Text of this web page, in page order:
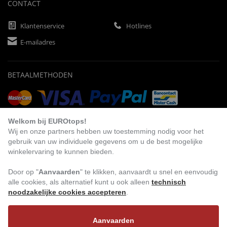
CONTACT
Klantenservice
Hotlines
E-mailadres
BETAALMETHODEN
BEZOEK ONS
Welkom bij EUROtops!
Wij en onze partners hebben uw toestemming nodig voor het
gebruik van uw individuele gegevens om u de best mogelijke
winkelervaring te kunnen bieden.
Door op "Aanvaarden" te klikken, aanvaardt u snel en eenvoudig
alle cookies, als alternatief kunt u ook alleen technisch
noodzakelijke cookies accepteren
Aanvaarden